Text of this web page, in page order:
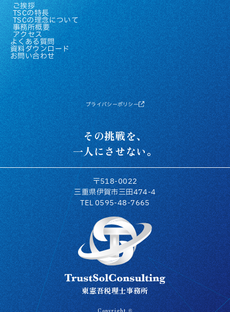
東憲吾税理士事務所
トラストソルコンサルティング
Copyright ©
その挑戦を、
一人にさせない。
〒518-0022
三重県伊賀市三田474-4
TEL 0595-48-7665
プライバシーポリシー
ご挨拶
TSCの特長
TSCの理念について
事務所概要
アクセス
よくある質問
資料ダウンロード
お問い合わせ